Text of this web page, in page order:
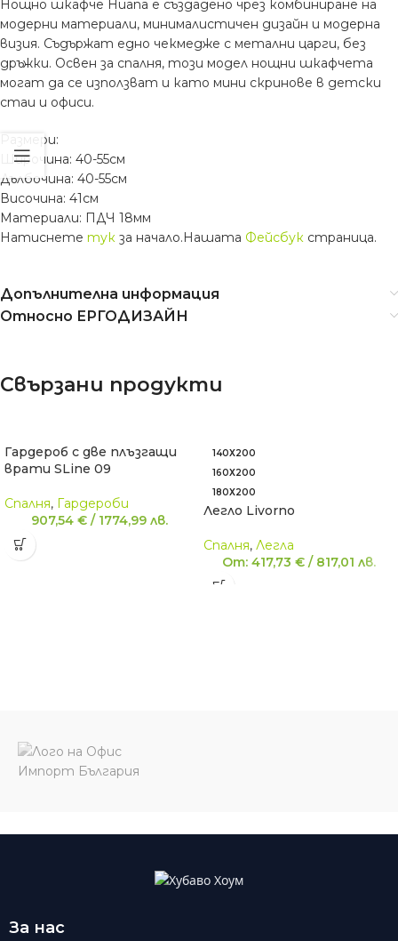
Нощно шкафче Huana е създадено чрез комбиниране на
модерни материали, минималистичен дизайн и модерна
визия. Съдържат едно чекмедже с метални царги, без
дръжки. Освен за спалня, този модел нощни шкафчета
могат да се използват и като мини скринове в детски
стаи и офиси.
Размери:
Широчина: 40-55см
Дълбочина: 40-55см
Височина: 41см
Материали: ПДЧ 18мм
Натиснете тук за начало.Нашата Фейсбук страница.
Допълнителна информация
Относно ЕРГОДИЗАЙН
Свързани продукти
Гардероб с две плъзгащи
врати SLine 09
Спалня, Гардероби
907,54 € / 1774,99 лв.
140Х200
160Х200
180Х200
Легло Livorno
Спалня, Легла
От: 417,73 € / 817,01 лв.
За нас